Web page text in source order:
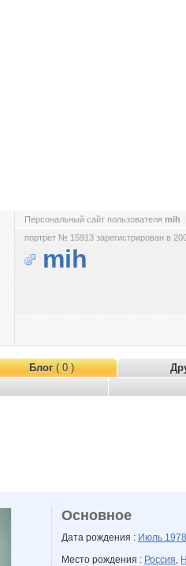
Персональный сайт пользователя mih
портрет № 15913 зарегистрирован в
mih
Блог( 0 )
Основное
Дата рождения : Июль 1978
Место рождения : Россия,